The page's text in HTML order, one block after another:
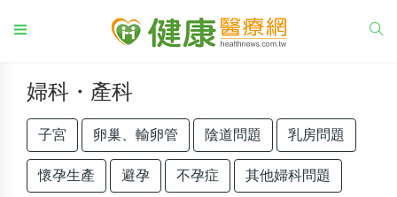
婦科・產科
子宮 卵巢、輸卵管 陰道問題 乳房問題
懷孕生產 避孕 不孕症 其他婦科問題